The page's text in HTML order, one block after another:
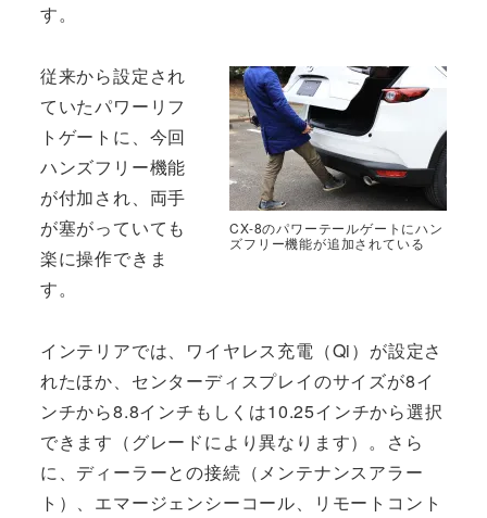
す。
CX-8のパワーテールゲートにハン
ズフリー機能が追加されている
従来から設定され
ていたパワーリフ
トゲートに、今回
ハンズフリー機能
が付加され、両手
が塞がっていても
楽に操作できま
す。
インテリアでは、ワイヤレス充電（Qi）が設定さ
れたほか、センターディスプレイのサイズが8イ
ンチから8.8インチもしくは10.25インチから選択
できます（グレードにより異なります）。さら
に、ディーラーとの接続（メンテナンスアラー
ト）、エマージェンシーコール、リモートコント